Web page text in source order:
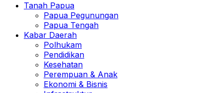
Tanah Papua
Papua Pegunungan
Papua Tengah
Kabar Daerah
Polhukam
Pendidikan
Kesehatan
Perempuan & Anak
Ekonomi & Bisnis